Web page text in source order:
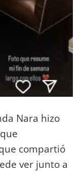
Nara hizo
compartió
ver junto a